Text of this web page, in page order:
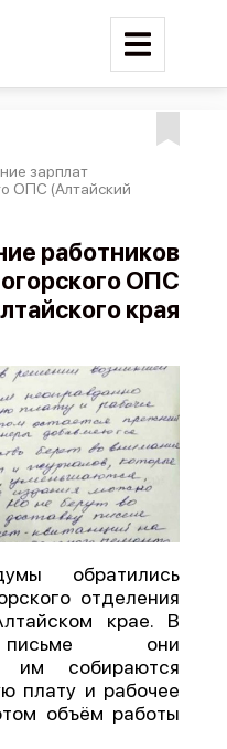
зарплат
ОПС (Алтайский
работников
ОПС
края
обратились
отделения
крае. В
письме они
им собираются
плату и рабочее
объём работы